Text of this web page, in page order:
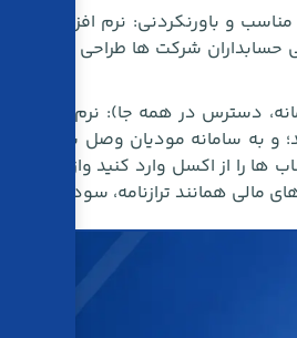
و باورنکردنی: نرم افزاری تهیه
شرکت ها طراحی شده باشد،
دسترس در همه جا): نرم افزار
شبانه روز در دسترس باشد؛ و به سامانه مودیان
ها را از اکسل وارد کنید واز ثبت
همانند ترازنامه، سود، زیان را